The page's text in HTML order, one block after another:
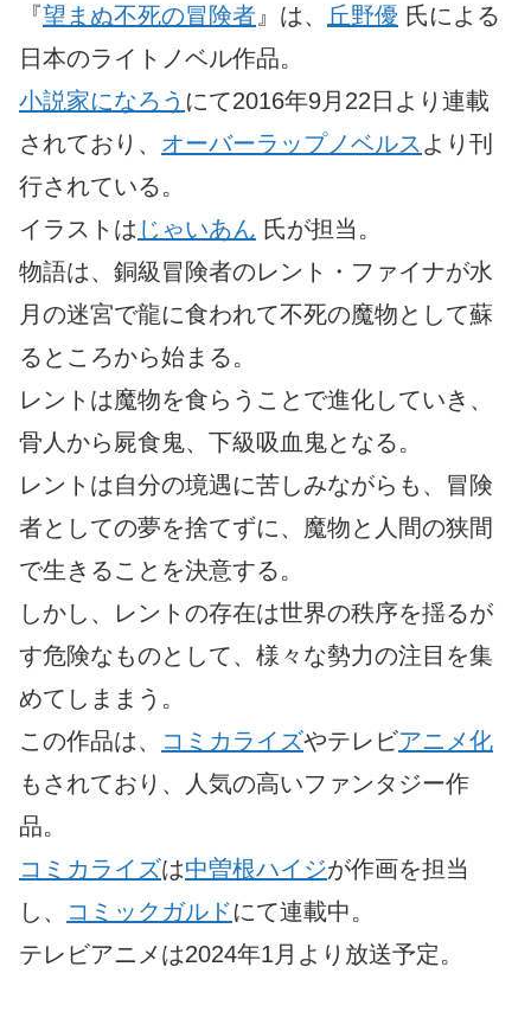
『望まぬ不死の冒険者 』は、 丘野優 氏による
日本のライトノベル作品。
小説家になろう にて2016年9月22日より連載
されており、 オーバーラップノベルス より刊
行されている。
イラストは じゃいあん 氏が担当。
物語は、銅級冒険者のレント・ファイナが水
月の迷宮で龍に食われて不死の魔物として蘇
るところから始まる。
レントは魔物を食らうことで進化していき、
骨人から屍食鬼、下級吸血鬼となる。
レントは自分の境遇に苦しみながらも、冒険
者としての夢を捨てずに、魔物と人間の狭間
で生きることを決意する。
しかし、レントの存在は世界の秩序を揺るが
す危険なものとして、様々な勢力の注目を集
めてしままう。
この作品は、
コミカライズやテレビアニメ化
もされており、人気の高いファンタジー作
品。
コミカライズは中曽根ハイジが作画を担当
し、
コミックガルドにて連載中。
テレビアニメは2024年1月より放送予定。